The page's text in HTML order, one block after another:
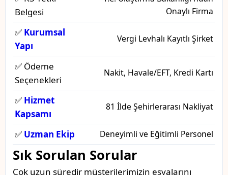
Belgesi
Onaylı Firma
✅ Kurumsal
Yapı
Vergi Levhalı Kayıtlı Şirket
✅ Ödeme
Seçenekleri
Nakit, Havale/EFT, Kredi Kartı
✅ Hizmet
Kapsamı
81 İlde Şehirlerarası Nakliyat
✅ Uzman Ekip Deneyimli ve Eğitimli Personel
Sık Sorulan Sorular
Çok uzun süredir müşterilerimizin eşyalarını